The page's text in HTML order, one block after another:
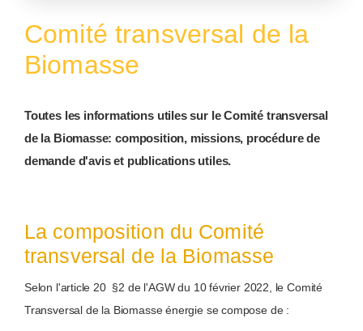
Comité transversal de la
Biomasse
Toutes les informations utiles sur le Comité transversal
de la Biomasse: composition, missions, procédure de
demande d'avis et publications utiles.
La composition du Comité
transversal de la Biomasse
Selon l'article 20 §2 de l'AGW du 10 février 2022, le Comité
Transversal de la Biomasse énergie se compose de :